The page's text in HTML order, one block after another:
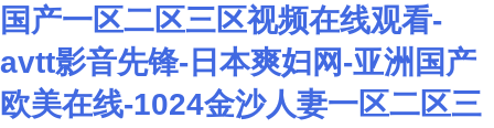
国产一区二区三区视频在线观看-
avtt影音先锋-日本爽妇网-亚洲国产
欧美在线-1024金沙人妻一区二区三